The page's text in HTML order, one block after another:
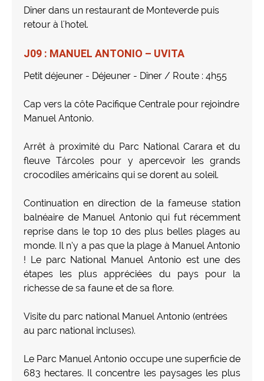
Dîner dans un restaurant de Monteverde puis
retour à l'hotel.
J09 : MANUEL ANTONIO – UVITA
Petit déjeuner - Déjeuner - Dîner / Route : 4h55
Cap vers la côte Pacifique Centrale pour rejoindre
Manuel Antonio.
Arrêt à proximité du Parc National Carara et du
fleuve Tárcoles pour y apercevoir les grands
crocodiles américains qui se dorent au soleil.
Continuation en direction de la fameuse station
balnéaire de Manuel Antonio qui fut récemment
reprise dans le top 10 des plus belles plages au
monde. Il n’y a pas que la plage à Manuel Antonio
! Le parc National Manuel Antonio est une des
étapes les plus appréciées du pays pour la
richesse de sa faune et de sa flore.
Visite du parc national Manuel Antonio (entrées
au parc national incluses).
Le Parc Manuel Antonio occupe une superficie de
683 hectares. Il concentre les paysages les plus